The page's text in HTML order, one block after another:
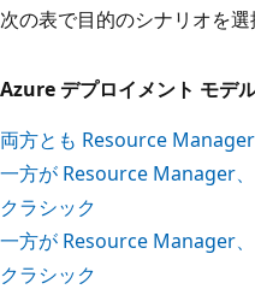
次の表で目的のシナリオを選
Azure デプロイメント モデ
両方とも Resource Manager
一方が Resource Manager
クラシック
一方が Resource Manager
クラシック